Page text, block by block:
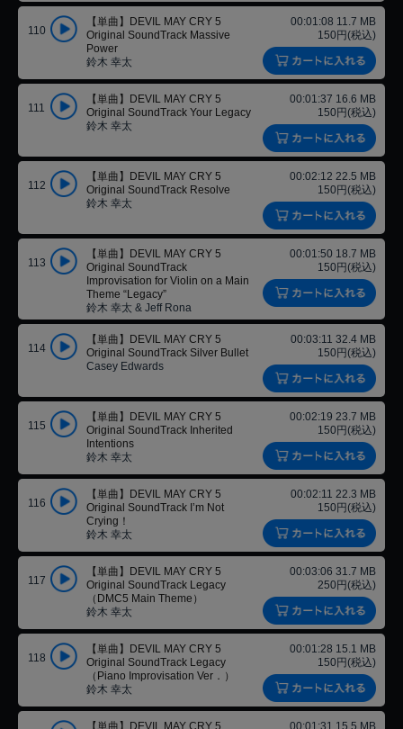
110
【単曲】DEVIL MAY CRY 5
Original SoundTrack Massive
Power
鈴木 幸太
00:01:08 11.7 MB
150円(税込)
111
【単曲】DEVIL MAY CRY 5
Original SoundTrack Your Legacy
鈴木 幸太
00:01:37 16.6 MB
150円(税込)
112
【単曲】DEVIL MAY CRY 5
Original SoundTrack Resolve
鈴木 幸太
00:02:12 22.5 MB
150円(税込)
113
【単曲】DEVIL MAY CRY 5
Original SoundTrack
Improvisation for Violin on a Main
Theme “Legacy”
鈴木 幸太 & Jeff Rona
00:01:50 18.7 MB
150円(税込)
114
【単曲】DEVIL MAY CRY 5
Original SoundTrack Silver Bullet
Casey Edwards
00:03:11 32.4 MB
150円(税込)
115
【単曲】DEVIL MAY CRY 5
Original SoundTrack Inherited
Intentions
鈴木 幸太
00:02:19 23.7 MB
150円(税込)
116
【単曲】DEVIL MAY CRY 5
Original SoundTrack I’m Not
Crying！
鈴木 幸太
00:02:11 22.3 MB
150円(税込)
117
【単曲】DEVIL MAY CRY 5
Original SoundTrack Legacy
（DMC5 Main Theme）
鈴木 幸太
00:03:06 31.7 MB
250円(税込)
118
【単曲】DEVIL MAY CRY 5
Original SoundTrack Legacy
（Piano Improvisation Ver．）
鈴木 幸太
00:01:28 15.1 MB
150円(税込)
【単曲】DEVIL MAY CRY 5 00:01:31 15.5 MB